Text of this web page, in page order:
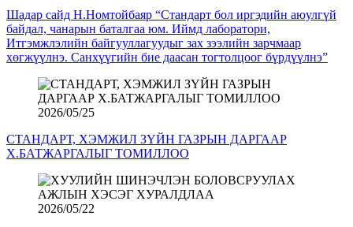
Шадар сайд Н.Номтойбаяр “Стандарт бол иргэдийн аюулгүй
байдал, чанарын баталгаа юм. Иймд лаборатори,
Итгэмжлэлийн байгууллагуудыг зах зээлийн зарчмаар
хөгжүүлнэ. Санхүүгийн бие даасан тогтолцоог бүрдүүлнэ”
2026/05/25
СТАНДАРТ, ХЭМЖИЛ ЗҮЙН ГАЗРЫН ДАРГААР
Х.БАТЖАРГАЛЫГ ТОМИЛЛОО
2026/05/22